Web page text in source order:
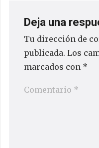
Deja una
Tu dirección de
publicada. Los
marcados con *